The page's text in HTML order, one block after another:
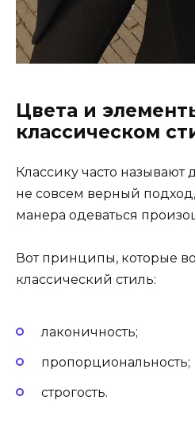
Цвета и
классическом
Классику часто называют
не совсем верный подход,
манера одеваться
Вот принципы, которые
классический стиль:
лаконичность;
пропорциональность;
строгость.